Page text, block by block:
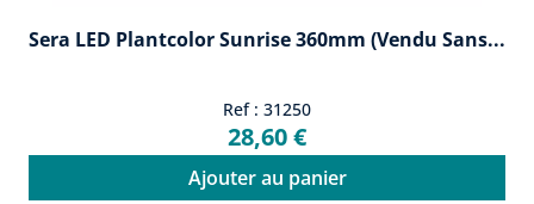
Sera LED Plantcolor Sunrise 360mm (vendu Sans...
Ref : 31250
28,60 €
Ajouter au panier